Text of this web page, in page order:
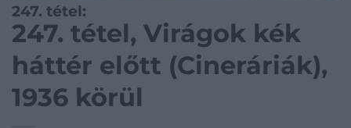
247. tétel:
247. tétel, Virágok kék
háttér előtt (Cineráriák),
1936 körül